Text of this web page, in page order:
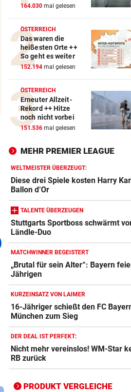
164.030 mal gelesen
ÖSTERREICH
Das waren die
heißesten Orte ++
So geht es weiter
152.194 mal gelesen
ÖSTERREICH
Erneuter Allzeit-
Rekord ++ Hitze
noch nicht vorbei
151.536 mal gelesen
MEHR PREMIER LEAGUE
WELTMEISTER ÜBERZEUGT:
Diese drei Spiele kosten Harry
Ballon d‘Or
TALENTE ÜBERZEUGEN
Stuttgarts Sportboss schwärmt
Ländle-Duo
MATCHWINNER BEGEISTERT
„Brutal für sein Alter“: Bayern
Jährigen
KURZEINSATZ VON LAIMER
16-Jähriger schießt den FC
München zum Sieg
DER DEAL IST PERFEKT:
Nicht mehr vereinslos! WM-Star
RB zurück
PRODUKT VERGLEICHE
Action-Cam Vergleich
ZUM VERGLEICH
Crosstrainer Vergleich
ZUM VERGLEICH
E-Bike Vergleich
ZUM VERGLEICH
Elektro-Scooter Vergleich
ZUM VERGLEICH
Ergometer Vergleich
ZUM VERGLEICH